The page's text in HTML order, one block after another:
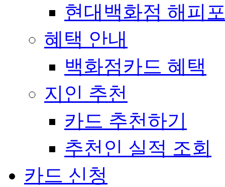
현대백화점 해피
혜택 안내
백화점카드 혜택
지인 추천
카드 추천하기
추천인 실적 조회
카드 신청